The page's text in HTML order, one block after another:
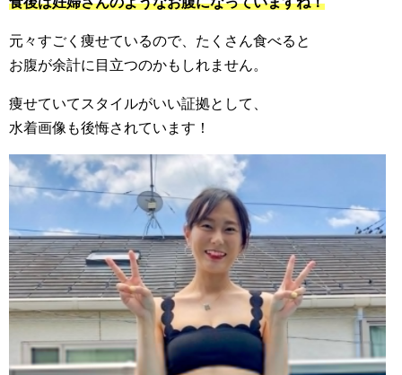
元々すごく痩せているので、たくさん食べると
お腹が余計に目立つのかもしれません。
痩せていてスタイルがいい証拠として、
水着画像も後悔されています！